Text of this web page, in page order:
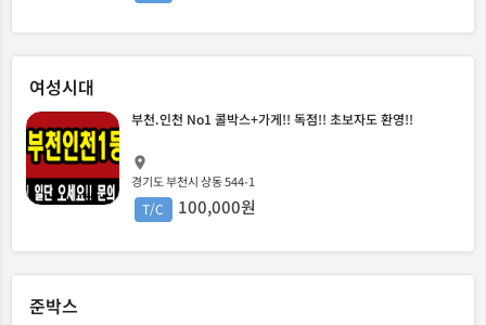
여성시대
부천.인천 No1 콜박스+가게!! 독점!! 초보자도 환영!!
경기도 부천시 상동 544-1
T/C 100,000원
준박스